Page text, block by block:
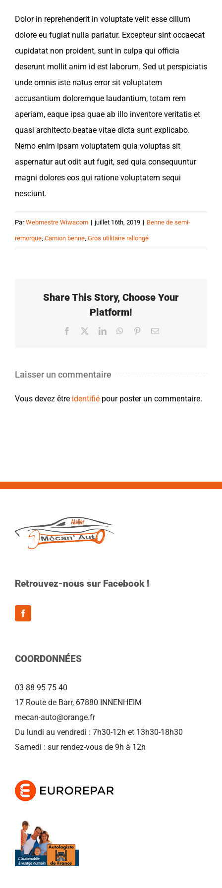
Dolor in reprehenderit in voluptate velit esse cillum
dolore eu fugiat nulla pariatur. Excepteur sint occaecat
cupidatat non proident, sunt in culpa qui officia
deserunt mollit anim id est laborum. Sed ut perspiciatis
unde omnis iste natus error sit voluptatem
accusantium doloremque laudantium, totam rem
aperiam, eaque ipsa quae ab illo inventore veritatis et
quasi architecto beatae vitae dicta sunt explicabo.
Nemo enim ipsam voluptatem quia voluptas sit
aspernatur aut odit aut fugit, sed quia consequuntur
magni dolores eos qui ratione voluptatem sequi
nesciunt.
ParWebmestre Wiwacom | juillet 16th, 2019 | Benne de semi-
remorque, Camion benne, Gros utilitaire rallongé
Share This Story, Choose Your
Platform!
Facebook LinkedInWhatsApp
PinterestEmail
Laisser un commentaire
Vous devez être identifié pour poster un commentaire.
Retrouvez-nous sur Facebook !
COORDONNÉES
03 88 95 75 40
17 Route de Barr, 67880 INNENHEIM
mecan-auto@orange.fr
Du lundi au vendredi : 7h30-12h et 13h30-18h30
Samedi : sur rendez-vous de 9h à 12h